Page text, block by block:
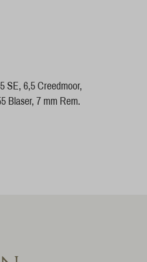
SE, 6,5 Creedmoor,
Blaser, 7 mm Rem.